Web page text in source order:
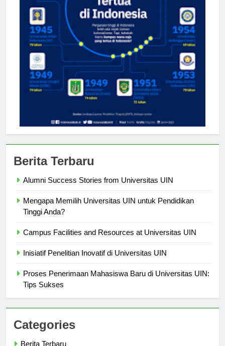
Berita Terbaru
Alumni Success Stories from Universitas UIN
Mengapa Memilih Universitas UIN untuk Pendidikan
Tinggi Anda?
Campus Facilities and Resources at Universitas UIN
Inisiatif Penelitian Inovatif di Universitas UIN
Proses Penerimaan Mahasiswa Baru di Universitas UIN:
Tips Sukses
Categories
Berita Terbaru